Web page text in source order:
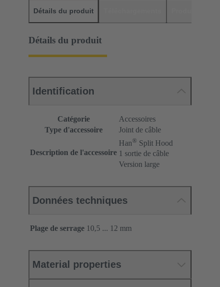
Détails du produit
Détails du produit
Identification
Catégorie
Accessoires
Type d'accessoire
Joint de câble
Description de l'accessoire
Han® Split Hood
1 sortie de câble
Version large
Données techniques
Plage de serrage 10,5 ... 12 mm
Material properties